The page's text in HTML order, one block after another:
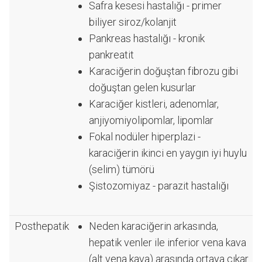
Safra kesesi hastalığı - primer
biliyer siroz/kolanjit
Pankreas hastalığı - kronik
pankreatit
Karaciğerin doğuştan fibrozu gibi
doğuştan gelen kusurlar
Karaciğer kistleri, adenomlar,
anjiyomiyolipomlar, lipomlar
Fokal nodüler hiperplazi -
karaciğerin ikinci en yaygın iyi huylu
(selim) tümörü
Şistozomiyaz - parazit hastalığı
Posthepatik
Neden karaciğerin arkasında,
hepatik venler ile inferior vena kava
(alt vena kava) arasında ortaya çıkar